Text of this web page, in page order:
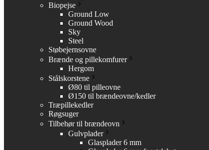
Biopejse
Ground Low
Ground Wood
Sky
Steel
Støbejernsovne
Brænde og pillekomfurer
Hergom
Stålskorstene
Ø80 til pilleovne
Ø150 til brændeovne/kedler
Træpillekedler
Røgsuger
Tilbehør til brændeovn
Gulvplader
Glasplader 6 mm